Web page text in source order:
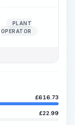
PLANT
OPERATOR
£616.73
£22.99